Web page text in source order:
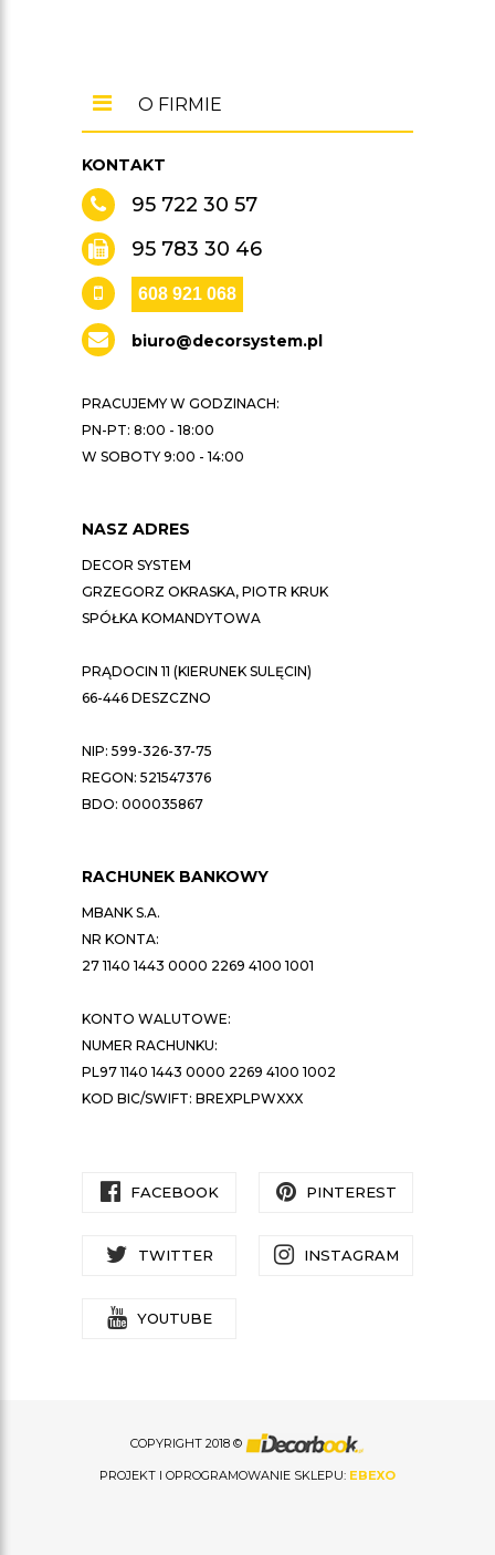
KONTAKT
95 722 30 57
95 783 30 46
608 921 068
biuro@decorsystem.pl
PRACUJEMY W GODZINACH:
PN-PT: 8:00 - 18:00
W SOBOTY 9:00 - 14:00
NASZ ADRES
DECOR SYSTEM
GRZEGORZ OKRASKA, PIOTR KRUK
SPÓŁKA KOMANDYTOWA
PRĄDOCIN 11 (KIERUNEK SULĘCIN)
66-446 DESZCZNO
NIP: 599-326-37-75
REGON: 521547376
BDO: 000035867
O FIRMIE
RACHUNEK BANKOWY
MBANK S.A.
NR KONTA:
27 1140 1443 0000 2269 4100 1001
KONTO WALUTOWE:
NUMER RACHUNKU:
PL97 1140 1443 0000 2269 4100 1002
KOD BIC/SWIFT: BREXPLPWXXX
FACEBOOK PINTEREST
TWITTER INSTAGRAM
YOUTUBE
COPYRIGHT 2018 ©
PROJEKT I OPROGRAMOWANIE SKLEPU: EBEXO